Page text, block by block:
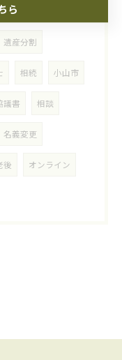
遺産分割
相続 小山市
議書 相談
名義変更
後 オンライン
ら
ら